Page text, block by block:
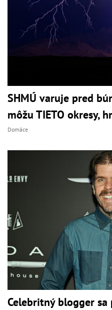
SHMÚ varuje pred
môžu TIETO okresy,
Domáce
Celebritný blogger